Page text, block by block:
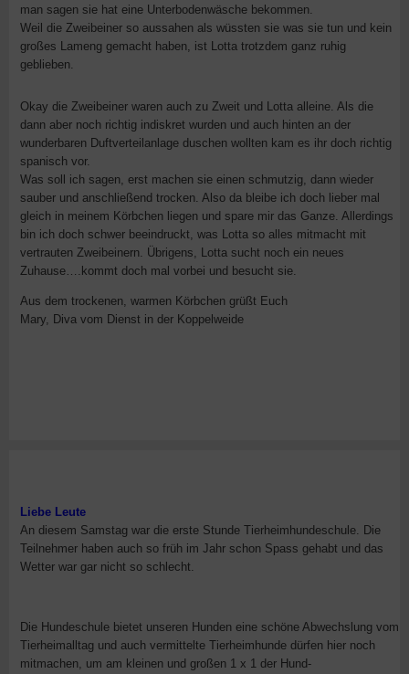
man sagen sie hat eine Unterbodenwäsche bekommen.
Weil die Zweibeiner so aussahen als wüssten sie was sie tun und kein
großes Lameng gemacht haben, ist Lotta trotzdem ganz ruhig
geblieben.
Okay die Zweibeiner waren auch zu Zweit und Lotta alleine. Als die
dann aber noch richtig indiskret wurden und auch hinten an der
wunderbaren Duftverteilanlage duschen wollten kam es ihr doch richtig
spanisch vor.
Was soll ich sagen, erst machen sie einen schmutzig, dann wieder
sauber und anschließend trocken. Also da bleibe ich doch lieber mal
gleich in meinem Körbchen liegen und spare mir das Ganze. Allerdings
bin ich doch schwer beeindruckt, was Lotta so alles mitmacht mit
vertrauten Zweibeinern. Übrigens, Lotta sucht noch ein neues
Zuhause….kommt doch mal vorbei und besucht sie.
Aus dem trockenen, warmen Körbchen grüßt Euch
Mary, Diva vom Dienst in der Koppelweide
Liebe Leute
An diesem Samstag war die erste Stunde Tierheimhundeschule. Die
Teilnehmer haben auch so früh im Jahr schon Spass gehabt und das
Wetter war gar nicht so schlecht.
Die Hundeschule bietet unseren Hunden eine schöne Abwechslung vom
Tierheimalltag und auch vermittelte Tierheimhunde dürfen hier noch
mitmachen, um am kleinen und großen 1 x 1 der Hund-